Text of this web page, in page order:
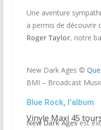
Vinyle Maxi 45
Une aventure
a permis de découvrir
Roger Taylor, notre
New Dark Ages ©
BMI – Broadcast
Blue Rock, l'album
New Dark Agesest